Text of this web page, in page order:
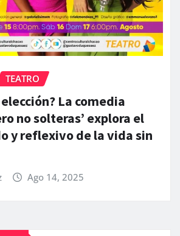
TEATRO
La comedia
no solteras’ explora el
y reflexivo de la vida sin
Ago 14, 2025